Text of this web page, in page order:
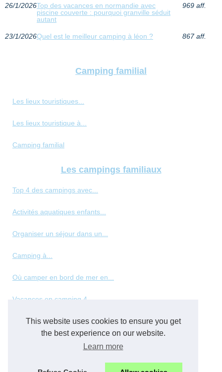
This website uses cookies to ensure you get
the best experience on our website.
Learn more
26/1/2026Top des vacances en normandie avec
piscine couverte : pourquoi granville séduit
autant
969 aff.
23/1/2026Quel est le meilleur camping à léon ? 867 aff.
Camping familial
Les lieux touristiques...
Les lieux touristique à...
Camping familial
Les campings familiaux
Top 4 des campings avec...
Activités aquatiques enfants...
Organiser un séjour dans un...
Camping à...
Où camper en bord de mer en...
Vacances en camping 4...
Les meilleurs types de...
Panorama des hébergements de...
Top des vacances en normandie...